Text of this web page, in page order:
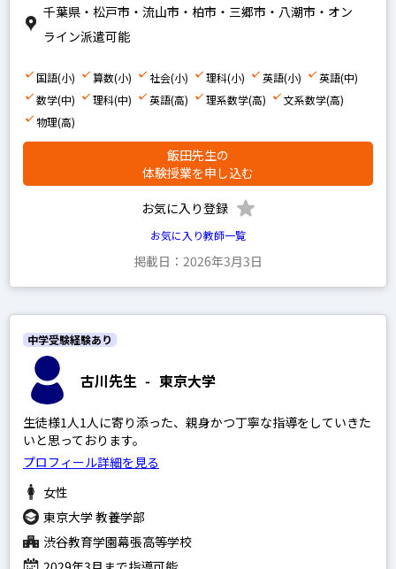
千葉県・松戸市・流山市・柏市・三郷市・八潮市・オン
ライン派遣可能
国語(小) 算数(小) 社会(小) 理科(小) 英語(小)
英語(中)
数学(中)
理科(中) 英語(高) 理系数学(高)
文系数学(高)
物理(高)
飯田先生の
体験授業を申し込む
お気に入り登録
お気に入り教師一覧
掲載日：2026年3月3日
古川先生 - 東京大学
中学受験経験あり
生徒様1人1人に寄り添った、親身かつ丁寧な指導をしていきた
いと思っております。
プロフィール詳細を見る
女性
東京大学 教養学部
渋谷教育学園幕張高等学校